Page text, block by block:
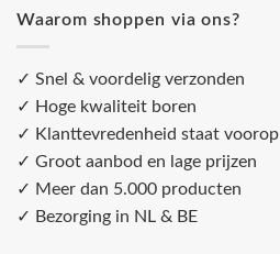
Waarom shoppen via ons?
✓ Snel & voordelig verzonden
✓ Hoge kwaliteit boren
✓ Klanttevredenheid staat voorop
✓ Groot aanbod en lage prijzen
✓ Meer dan 5.000 producten
✓ Bezorging in NL & BE